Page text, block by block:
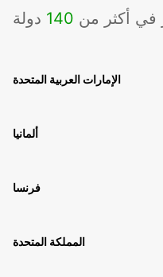
في أكثر من 140 دولة
الإمارات العربية المتحدة
ألمانيا
فرنسا
المملكة المتحدة